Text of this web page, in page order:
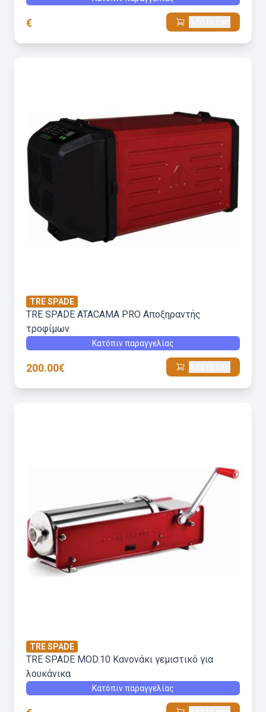
€
TRE SPADE
TRE SPADE ATACAMA PRO Αποξηραντής
τροφίμων
Κατόπιν παραγγελίας
200.00€
TRE SPADE
TRE SPADE MOD.10 Kανονάκι γεμιστικό για
λουκάνικα
Κατόπιν παραγγελίας